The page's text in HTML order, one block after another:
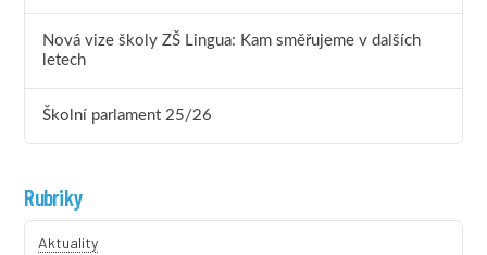
Nová vize školy ZŠ Lingua: Kam směřujeme v dalších
letech
Školní parlament 25/26
Rubriky
Aktuality